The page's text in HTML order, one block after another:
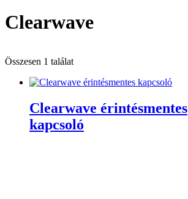
Clearwave
Összesen 1 találat
Clearwave érintésmentes
kapcsoló